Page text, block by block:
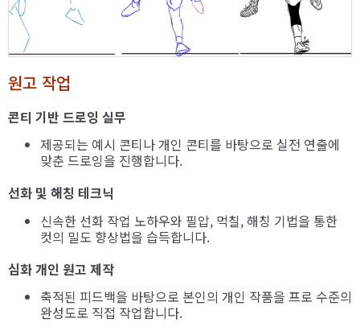
원고 작업
콘티 기반 드로잉 실무
제공되는 예시 콘티나 개인 콘티를 바탕으로 실전 연출에
맞춘 드로잉을 진행합니다.
선화 및 해칭 테크닉
신속한 선화 작업 노하우와 필압, 먹칠, 해칭 기법을 통한
컷의 밀도 향상법을 습득합니다.
심화 개인 원고 제작
축적된 피드백을 바탕으로 본인의 개인 작품을 프로 수준의
완성도로 직접 작업합니다.